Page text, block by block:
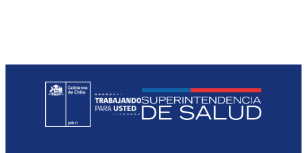
Otras Resoluciones
Sanciones aplicadas